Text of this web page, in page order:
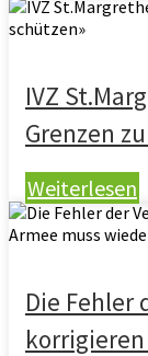
IVZ
Grenzen
Weiterlesen
Die Fehler